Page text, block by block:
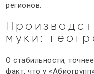
регионов.
муки :
О стабильности,
факт, что у